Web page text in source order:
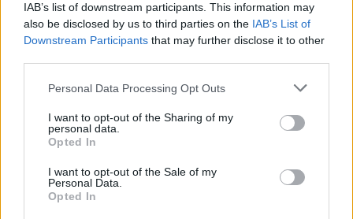
IAB’s list of downstream participants. This information may
also be disclosed by us to third parties on the IAB’s List of
Downstream Participants that may further disclose it to other
Personal Data Processing Opt Outs
I want to opt-out of the Sharing of my
personal data.
Opted In
I want to opt-out of the Sale of my
Personal Data.
Opted In
2. Tror du att svenskarna kommer att gå på krogen
igen i samma utsträckning som före pandemin när
om jag själv i ärlighetens namn tycker det är ganska
skönt att åka hem klockan tio och inte vara ute och
snurra till fyra på morgonen. Jag tror kanske att
många kommer köpa med sig take away hem i större
utsträckning, kanske på vardagar om man vill lyxa till